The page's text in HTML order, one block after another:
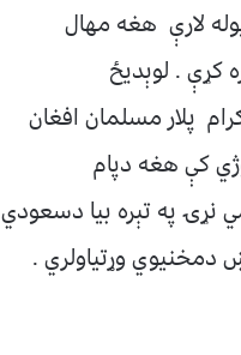
لارې هغه مهال
ترسره کړې . لوېدیځ
پلار مسلمان افغان
کې هغه دپام
نړۍ په تېره بیا دسعودي
وړتیاولري .